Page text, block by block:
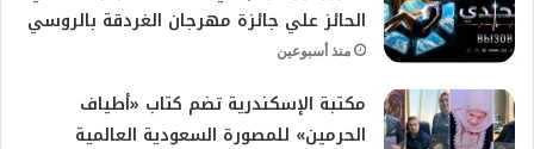
الحائز علي جائزة مهرجان الغردقة بالروسي
منذ أسبوعين
مكتبة الإسكندرية تضم كتاب «أطياف
الحرمين» للمصورة السعودية العالمية